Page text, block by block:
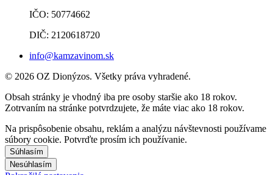
IČO: 50774662
DIČ: 2120618720
info@kamzavinom.sk
© 2026 OZ Dionýzos. Všetky práva vyhradené.
Obsah stránky je vhodný iba pre osoby staršie ako 18 rokov.
Zotrvaním na stránke potvrdzujete, že máte viac ako 18 rokov.
Na prispôsobenie obsahu, reklám a analýzu návštevnosti používame
súbory cookie. Potvrďte prosím ich používanie.
Súhlasím
Nesúhlasím